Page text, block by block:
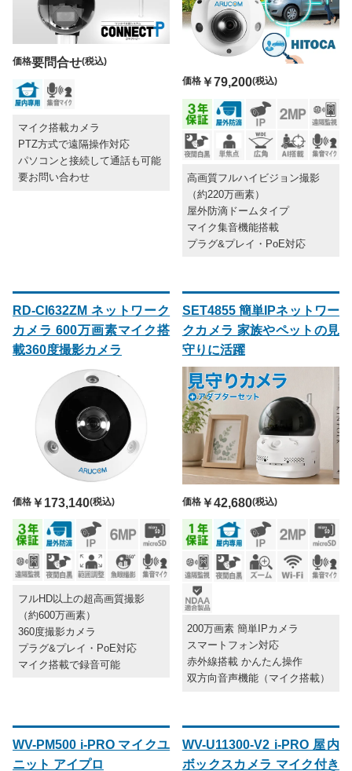
価格要問合せ(税込)
マイク搭載カメラ
PTZ方式で遠隔操作対応
パソコンと接続して通話も可能
要お問い合わせ
価格￥79,200(税込)
高画質フルハイビジョン撮影
（約220万画素）
屋外防滴ドームタイプ
マイク集音機能搭載
プラグ&プレイ・PoE対応
RD-CI632ZM ネットワーク
カメラ 600万画素マイク搭
載360度撮影カメラ
価格 ￥173,140(税込)
フルHD以上の超高画質撮影
（約600万画素）
360度撮影カメラ
プラグ&プレイ・PoE対応
マイク搭載で録音可能
SET4855 簡単IPネットワー
クカメラ 家族やペットの見
守りに活躍
価格￥42,680(税込)
200万画素 簡単IPカメラ
スマートフォン対応
赤外線搭載 かんたん操作
双方向音声機能（マイク搭載）
WV-PM500 i-PRO マイクユ
ニット アイプロ
WV-U11300-V2 i-PRO 屋内
ボックスカメラ マイク付き